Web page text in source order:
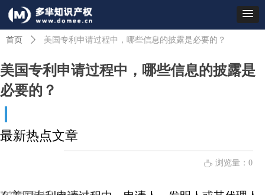
美国专利申请过程中，哪些信息的披露是
必要的？
首页 ꄲ 美国专利申请过程中，哪些信息的披露是必要的？
ꄘ 浏览量： 0
最新热点文章